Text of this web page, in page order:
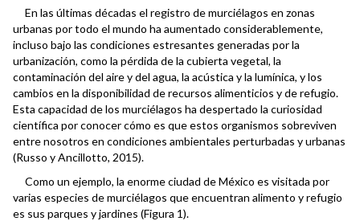
En las últimas décadas el registro de murciélagos en zonas
urbanas por todo el mundo ha aumentado considerablemente,
incluso bajo las condiciones estresantes generadas por la
urbanización, como la pérdida de la cubierta vegetal, la
contaminación del aire y del agua, la acústica y la lumínica, y los
cambios en la disponibilidad de recursos alimenticios y de refugio.
Esta capacidad de los murciélagos ha despertado la curiosidad
científica por conocer cómo es que estos organismos sobreviven
entre nosotros en condiciones ambientales perturbadas y urbanas
(Russo y Ancillotto, 2015).
Como un ejemplo, la enorme ciudad de México es visitada por
varias especies de murciélagos que encuentran alimento y refugio
es sus parques y jardines (Figura 1).